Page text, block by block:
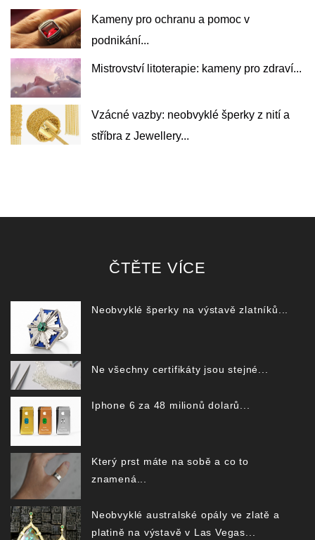
Kameny pro ochranu a pomoc v
podnikání...
Mistrovství litoterapie: kameny pro zdraví...
Vzácné vazby: neobvyklé šperky z nití a
stříbra z Jewellery...
ČTĚTE VÍCE
Neobvyklé šperky na výstavě zlatníků...
Ne všechny certifikáty jsou stejné...
Iphone 6 za 48 milionů dolarů...
Který prst máte na sobě a co to
znamená...
Neobvyklé australské opály ve zlatě a
platině na výstavě v Las Vegas...